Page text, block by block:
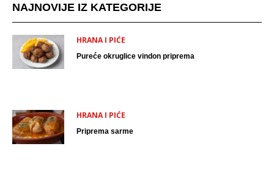
NAJNOVIJE IZ KATEGORIJE
HRANA I PIĆE
Pureće okruglice vindon priprema
HRANA I PIĆE
Priprema sarme